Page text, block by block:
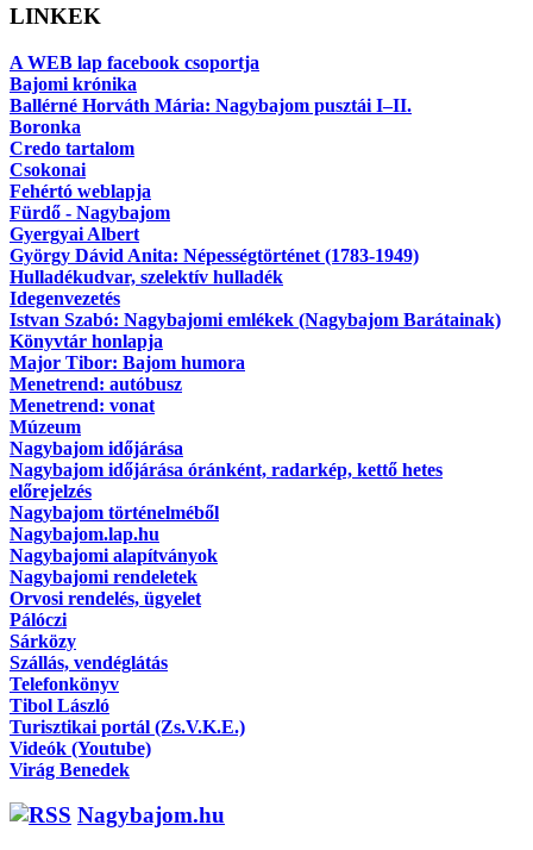
LINKEK
A WEB lap facebook csoportja
Bajomi krónika
Ballérné Horváth Mária: Nagybajom pusztái I–II.
Boronka
Credo tartalom
Csokonai
Fehértó weblapja
Fürdő - Nagybajom
Gyergyai Albert
György Dávid Anita: Népességtörténet (1783-1949)
Hulladékudvar, szelektív hulladék
Idegenvezetés
Istvan Szabó: Nagybajomi emlékek (Nagybajom Barátainak)
Könyvtár honlapja
Major Tibor: Bajom humora
Menetrend: autóbusz
Menetrend: vonat
Múzeum
Nagybajom időjárása
Nagybajom időjárása óránként, radarkép, kettő hetes
előrejelzés
Nagybajom történelméből
Nagybajom.lap.hu
Nagybajomi alapítványok
Nagybajomi rendeletek
Orvosi rendelés, ügyelet
Pálóczi
Sárközy
Szállás, vendéglátás
Telefonkönyv
Tibol László
Turisztikai portál (Zs.V.K.E.)
Videók (Youtube)
Virág Benedek
Nagybajom.hu